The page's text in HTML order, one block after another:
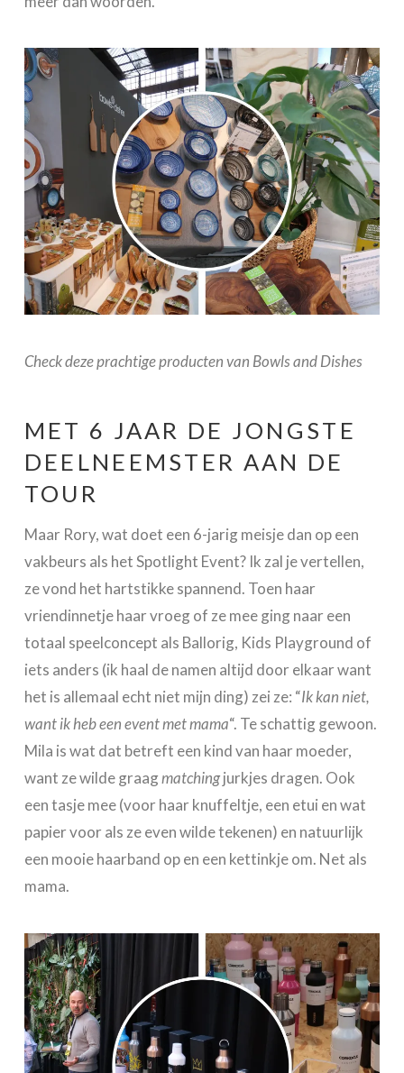
Check deze prachtige producten van Bowls and Dishes
MET 6 JAAR DE JONGSTE
DEELNEEMSTER AAN DE
TOUR
Maar Rory, wat doet een 6-jarig meisje dan op een
vakbeurs als het Spotlight Event? Ik zal je vertellen,
ze vond het hartstikke spannend. Toen haar
vriendinnetje haar vroeg of ze mee ging naar een
totaal speelconcept als Ballorig, Kids Playground of
iets anders (ik haal de namen altijd door elkaar want
het is allemaal echt niet mijn ding) zei ze: “Ik kan niet,
want ik heb een event met mama“. Te schattig gewoon.
Mila is wat dat betreft een kind van haar moeder,
want ze wilde graagmatchingjurkjes dragen. Ook
een tasje mee (voor haar knuffeltje, een etui en wat
papier voor als ze even wilde tekenen) en natuurlijk
een mooie haarband op en een kettinkje om. Net als
mama.